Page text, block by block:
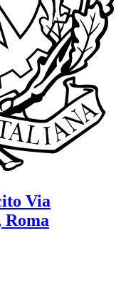
Via
Roma